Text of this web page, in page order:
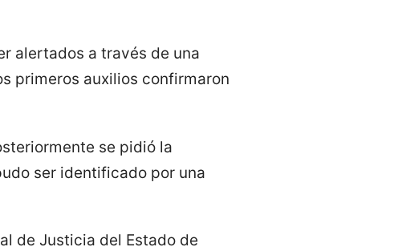
alertados a través de una
primeros auxilios confirmaron
se pidió la
ser identificado por una
de Justicia del Estado de